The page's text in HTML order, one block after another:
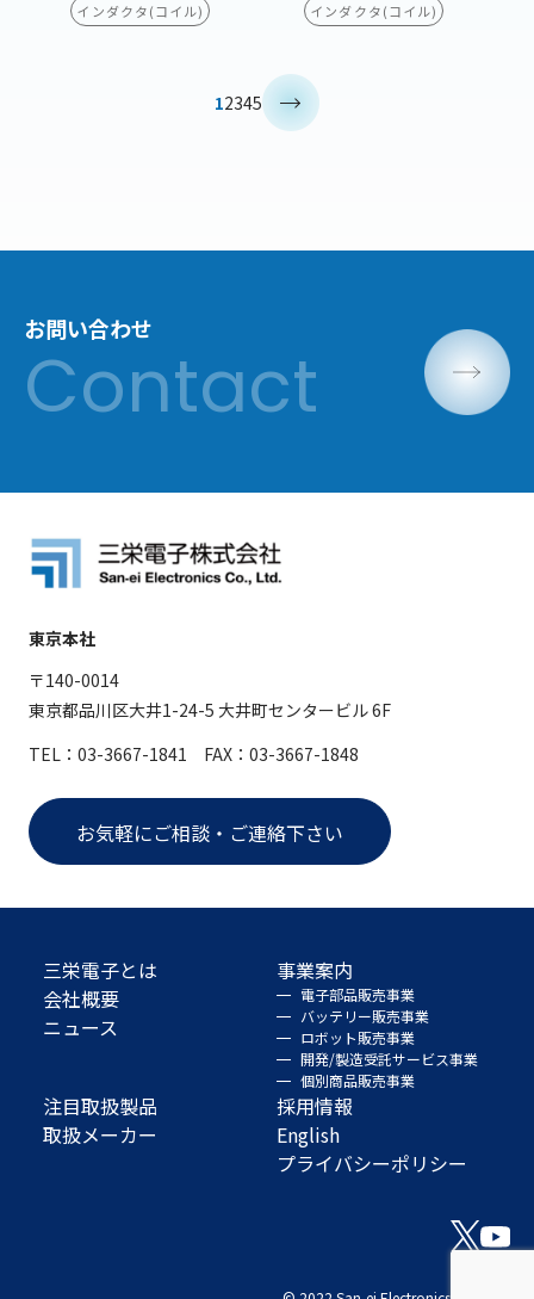
インダクタ(コイル) インダクタ(コイル)
12345
お問い合わせ
東京本社
〒140-0014
東京都品川区大井1-24-5 大井町センタービル 6F
TEL：03-3667-1841 FAX：03-3667-1848
お気軽にご相談・ご連絡下さい
三栄電子とは
会社概要
ニュース
事業案内
電子部品販売事業
バッテリー販売事業
ロボット販売事業
開発/製造受託サービス事業
個別商品販売事業
注目取扱製品
取扱メーカー
採用情報
English
プライバシーポリシー